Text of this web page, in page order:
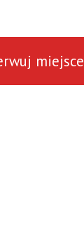
miejsce